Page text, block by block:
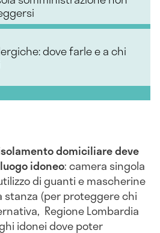
dove farle e a chi
solamento domiciliare deve
idoneo: camera singola
di guanti e mascherine
stanza (per proteggere chi
Regione Lombardia
idonei dove poter